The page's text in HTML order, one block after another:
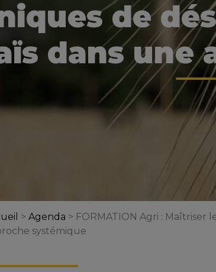
de
dans une
> Agenda > FORMATION Agri : Maîtriser
systémique